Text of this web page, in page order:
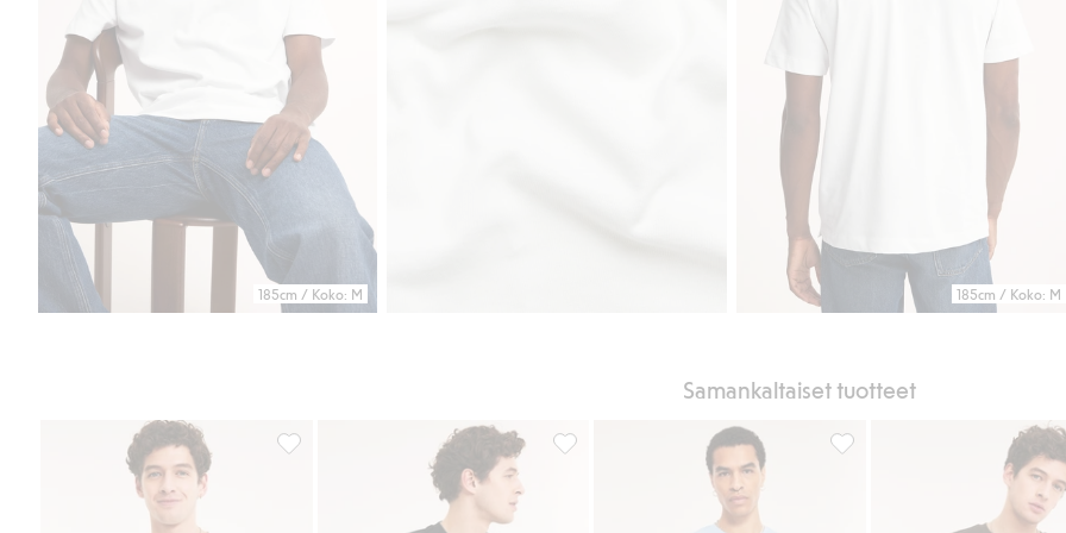
185cm / Koko: M 185cm / Koko: M
Samankaltaiset tuotteet
Löysä puuvilla-t-paita, Lisää suosikkeihinLöysä puuvilla-t-paita, Lisää suosikkeihinRegular-mallinen puuvilla-t-